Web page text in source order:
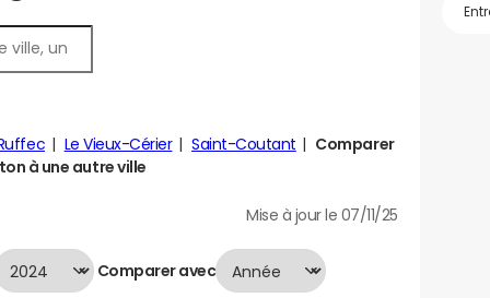
Le Vieux-Cérier Saint-Coutant
Comparer
à une autre ville
Mise à jour le 07/11/25
Comparer avec